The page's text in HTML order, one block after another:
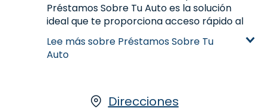
Aprende más sobre Préstamos a Plazos
Préstamos Sobre Tu Auto es la solución
ideal que te proporciona acceso rápido al
dinero basado en la valoración de tu
automóvil. Si has saldado tu auto y tienes el
título,
873-6162hoy para más información.
Lee más sobre Préstamos Sobre Tu
Auto
Direcciones